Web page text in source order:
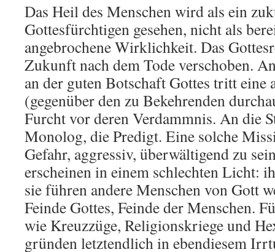
Das Heil des Menschen wird als ein
Gottesfürchtigen gesehen, nicht als
angebrochene Wirklichkeit. Das
Zukunft nach dem Tode verschoben.
an der guten Botschaft Gottes tritt eine
(gegenüber den zu Bekehrenden
Furcht vor deren Verdammnis. An die
Monolog, die Predigt. Eine solche
Gefahr, aggressiv, überwältigend zu
erscheinen in einem schlechten Licht:
sie führen andere Menschen von Gott
Feinde Gottes, Feinde der Menschen.
wie Kreuzzüge, Religionskriege und
gründen letztendlich in ebendiesem